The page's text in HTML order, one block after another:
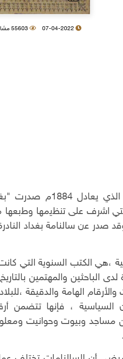
في عام 1302هجري
ﺍﺷﺭﻑ ﻋﻠﻰ ﺗﻧﻅﻳﻣﻬﺎ
ﺻﺩﺭ ﻋن سالنامة بغداد
،هي الكتب السنوية التي
لدى الباحثين والمهتمين
والأرقام الهامة والدقيقة
السياسية ، فإنها تتضمن
من مساجد وبيوت وحوانيت
أباً عن جد منذ عام 1920م